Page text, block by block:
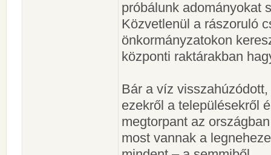
próbálunk adományokat
Közvetlenül a rászoruló
önkormányzatokon
központi raktárakban
Bár a víz
ezekről a településekről
megtorpant az
most vannak a